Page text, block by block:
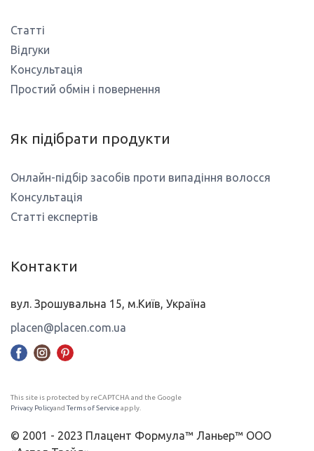
Статті
Відгуки
Консультація
Простий обмін і повернення
Як підібрати продукти
Онлайн-підбір засобів проти випадіння волосся
Консультація
Статті експертів
Контакти
вул. Зрошувальна 15, м.Київ, Україна
placen@placen.com.ua
This site is protected by reCAPTCHA and the Google
Privacy Policyand Terms of Serviceapply.
© 2001 - 2023 Плацент Формула™ Ланьер™ ООО